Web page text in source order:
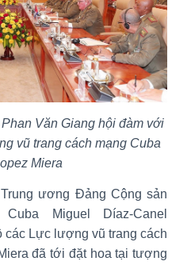
Văn Giang hội đàm với
vũ trang cách mạng Cuba
Miera
ương Đảng Cộng sản
Miguel Díaz-Canel
các Lực lượng vũ trang cách
đã tới đặt hoa tại tượng